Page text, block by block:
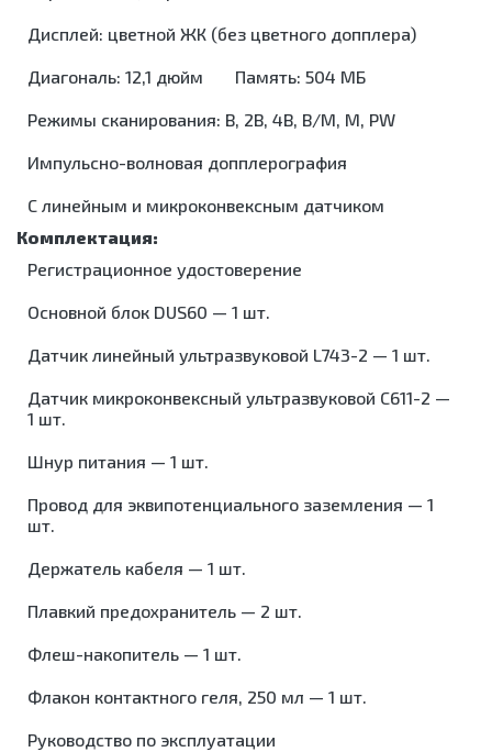
обеззараживания
отходов
хранения
эндоскопов
сушильные
Дисплей: цветной ЖК (без цветного допплера)
Диагональ: 12,1 дюйм Память: 504 МБ
Режимы сканирования: В, 2В, 4В, В/М, М, PW
Импульсно-волновая допплерография
С линейным и микроконвексным датчиком
Регистрационное удостоверение
Основной блок DUS60 — 1 шт.
Датчик линейный ультразвуковой L743-2 — 1 шт.
Датчик микроконвексный ультразвуковой C611-2 —
1 шт.
Шнур питания — 1 шт.
Провод для эквипотенциального заземления — 1
шт.
Держатель кабеля — 1 шт.
Плавкий предохранитель — 2 шт.
Флеш-накопитель — 1 шт.
Флакон контактного геля, 250 мл — 1 шт.
Руководство по эксплуатации